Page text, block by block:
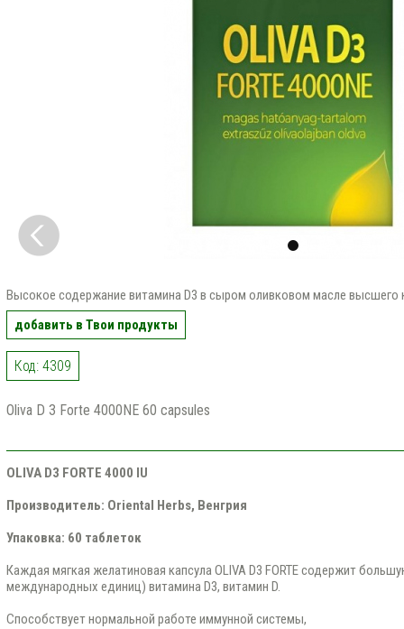
Высокое содержание витамина D3 в сыром оливковом масле высшего
добавить в Твои продукты
Код: 4309
Oliva D 3 Forte 4000NE 60 capsules
OLIVA D3 FORTE 4000 IU
Производитель: Oriental Herbs, Венгрия
Упаковка: 60 таблеток
Каждая мягкая желатиновая капсула OLIVA D3 FORTE содержит
международных единиц) витамина D3, витамин D.
Способствует нормальной работе иммунной системы,